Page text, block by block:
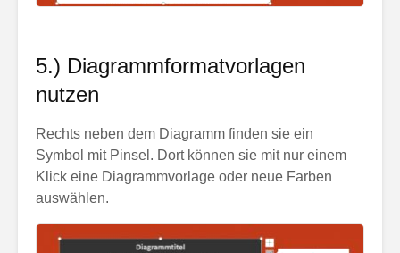
5.) Diagrammformatvorlagen
nutzen
Rechts neben dem Diagramm finden sie ein
Symbol mit Pinsel. Dort können sie mit nur einem
Klick eine Diagrammvorlage oder neue Farben
auswählen.